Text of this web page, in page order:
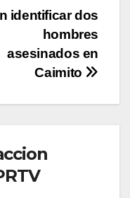
identificar dos
hombres
asesinados en
Caimito